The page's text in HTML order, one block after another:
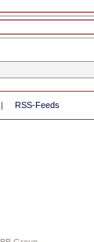
RSS-Feeds